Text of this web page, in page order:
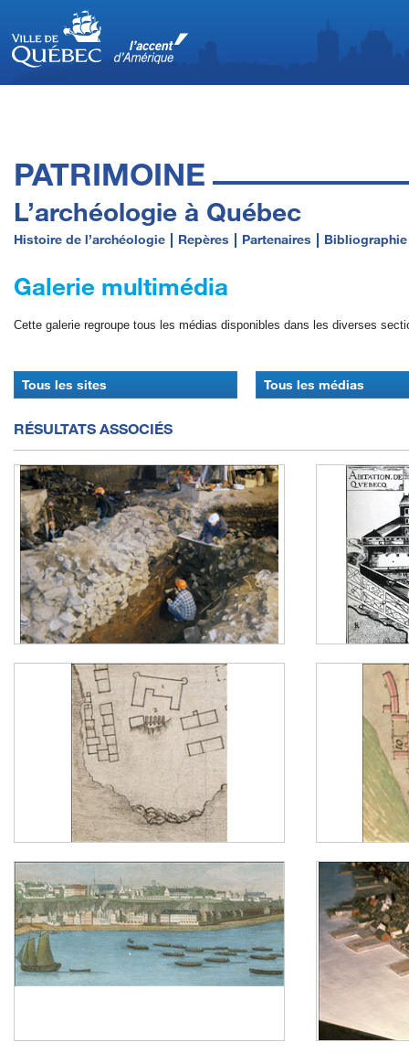
PATRIMOINE
L’archéologie à Québec
Histoire de l’archéologie Repères Partenaires Bibliographie
Galerie multimédia
Cette galerie regroupe tous les médias disponibles dans les diverses
RÉSULTATS ASSOCIÉS